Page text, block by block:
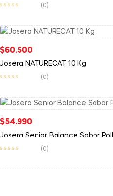
(0)
$60.500
Josera NATURECAT 10 Kg
(0)
$54.990
Josera Senior Balance Sabor
(0)